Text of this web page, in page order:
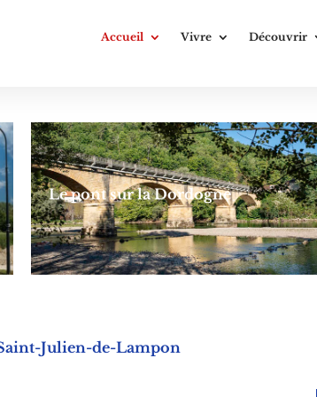
Accueil Vivre Découvrir
Le pont sur la Dordogne
Julien-de-Lampon